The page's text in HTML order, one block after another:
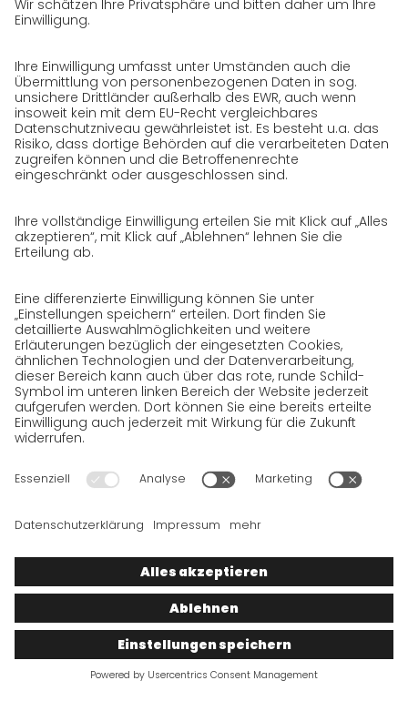
Auszeichnungen
Karriere
GO! als Arbeitgeber
Arbeitsbereiche
Offene Stellen
Initiativbewerbung bei GO!
Datenschutz
Datenschutzerklärung für Website
Datenschutzerklärung für GeschäftspartnerInnen
SendungsempfängerInnen
Datenschutzerklärung BewerberInnen
Datenschutzerklärung Webportal
Datenschutzerklärung Social Media
Datenschutzerklärung GO! App
Impressum
AGB
Rechtshinweise
Cookies
ausschließlich Ihrer Information dienen, wurden daher mit
größter Sorgfalt erstellt. Bitte haben Sie jedoch Verständnis
zugrunde gelegten Rahmenbedingungen, auf die wir nur
bedingt Einfluss haben, dies zulassen. Wir müssen daher die
Richtigkeit, Vollständigkeit, ableitbare Zusicherungen und
Aktualität der Inhalte keine Gewähr übernehmen können.
Express & Logistics Deutschland